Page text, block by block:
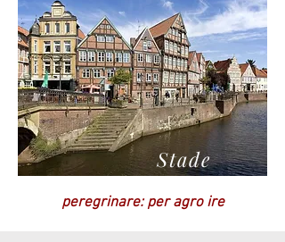
Stade
peregrinare: per agro ire